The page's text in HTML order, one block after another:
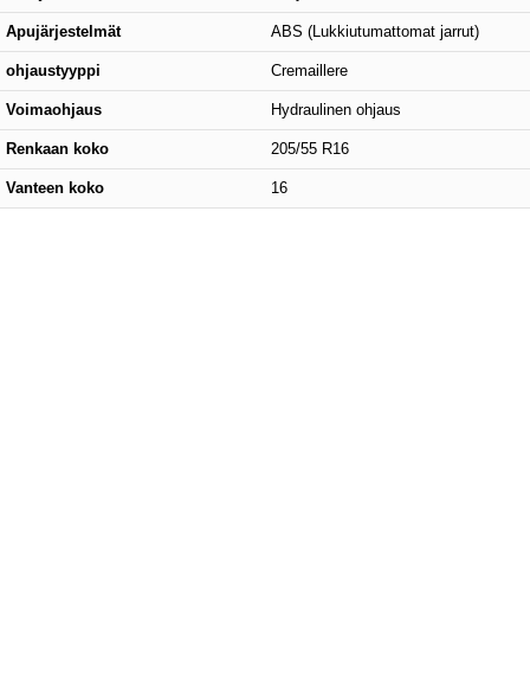
Apujärjestelmät ABS (Lukkiutumattomat jarrut)
ohjaustyyppi Cremaillere
Voimaohjaus Hydraulinen ohjaus
Renkaan koko 205/55 R16
Vanteen koko 16